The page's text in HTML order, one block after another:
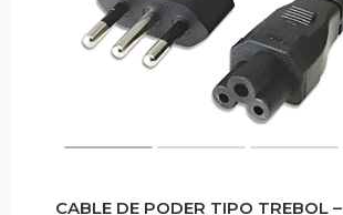
CABLE DE PODER TIPO TREBOL –